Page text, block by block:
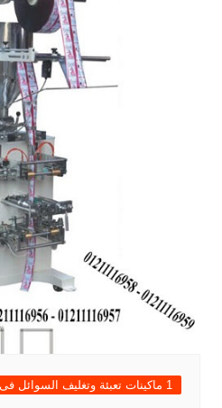
1 ماكينات تعبئة وتغليف السوائل فى اكياس